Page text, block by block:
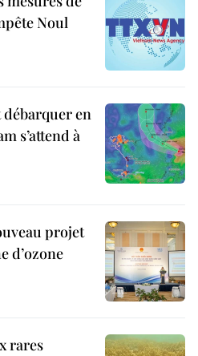
Noul
en
s’attend à
projet
d’ozone
rares